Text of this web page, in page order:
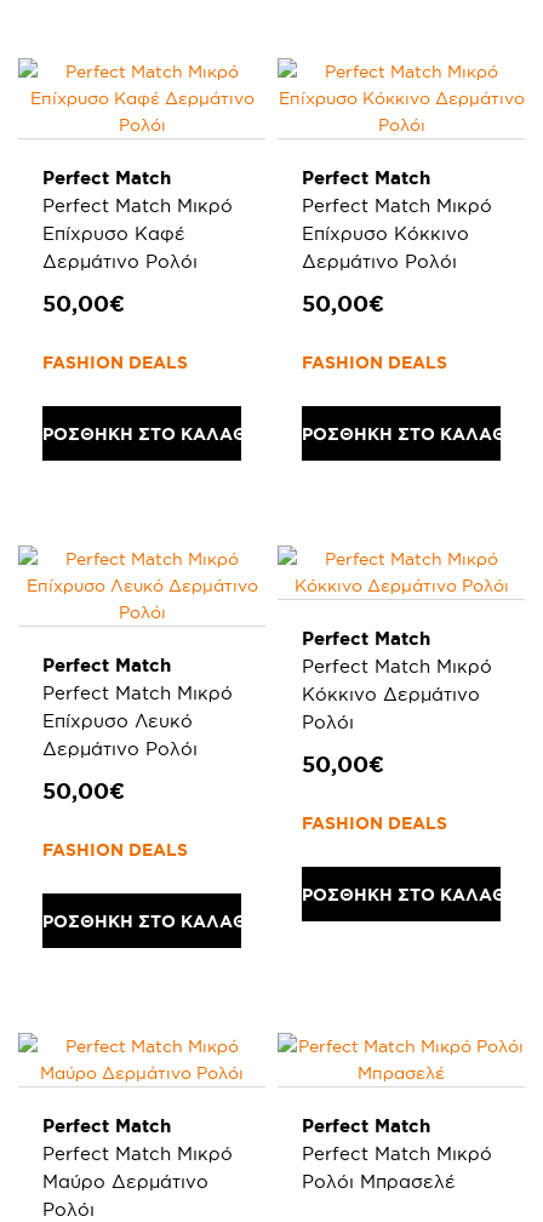
Perfect Match
Perfect Match Μικρό
Επίχρυσο Καφέ
Δερμάτινο Ρολόι
50,00€
FASHION DEALS
ΠΡΟΣΘΗΚΗ ΣΤΟ ΚΑΛΑΘΙ
Perfect Match
Perfect Match Μικρό
Επίχρυσο Κόκκινο
Δερμάτινο Ρολόι
50,00€
FASHION DEALS
ΠΡΟΣΘΗΚΗ ΣΤΟ ΚΑΛΑΘΙ
Perfect Match
Perfect Match Μικρό
Επίχρυσο Λευκό
Δερμάτινο Ρολόι
50,00€
FASHION DEALS
ΠΡΟΣΘΗΚΗ ΣΤΟ ΚΑΛΑΘΙ
Perfect Match
Perfect Match Μικρό
Κόκκινο Δερμάτινο
Ρολόι
50,00€
FASHION DEALS
ΠΡΟΣΘΗΚΗ ΣΤΟ ΚΑΛΑΘΙ
Perfect Match
Perfect Match Μικρό
Μαύρο Δερμάτινο
Ρολόι
Perfect Match
Perfect Match Μικρό
Ρολόι Μπρασελέ